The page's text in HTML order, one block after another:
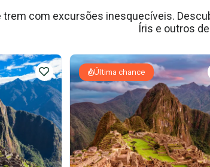
trem com excursões inesquecíveis.
Íris e outros
Última chance